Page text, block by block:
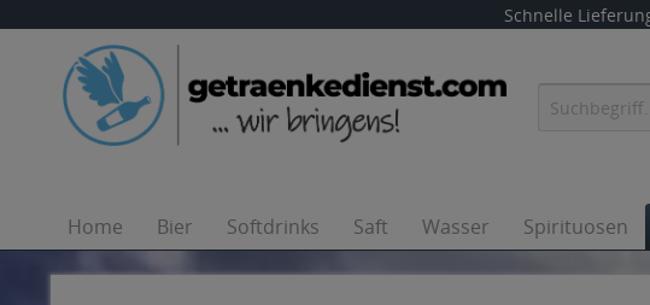
Schnelle
Home Bier Softdrinks Saft Wasser Spirituosen